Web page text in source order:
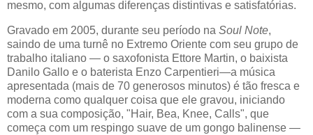
mesmo, com algumas diferenças distintivas e satisfatórias.
Gravado em 2005, durante seu período na Soul Note,
saindo de uma turnê no Extremo Oriente com seu grupo de
trabalho italiano — o saxofonista Ettore Martin, o baixista
Danilo Gallo e o baterista Enzo Carpentieri—a música
apresentada (mais de 70 generosos minutos) é tão fresca e
moderna como qualquer coisa que ele gravou, iniciando
com a sua composição, "Hair, Bea, Knee, Calls", que
começa com um respingo suave de um gongo balinense —